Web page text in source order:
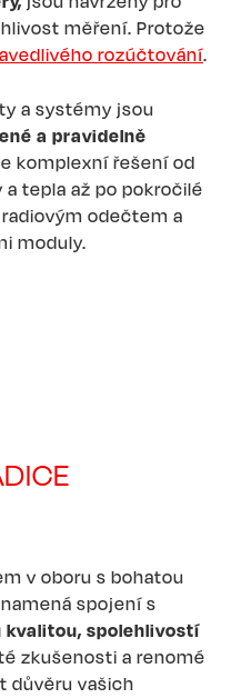
měření. Protože
rozúčtování.
a systémy jsou
a pravidelně
komplexní řešení od
tepla až po pokročilé
odečtem a
moduly.
v oboru s bohatou
spojení s
kvalitou, spolehlivostí
zkušenosti a renomé
důvěru vašich